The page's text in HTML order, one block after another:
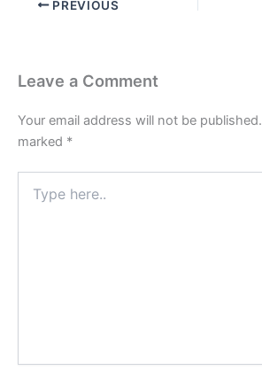
PREVIOUS
Leave a Comment
Your email address will not be published.
marked *
here..